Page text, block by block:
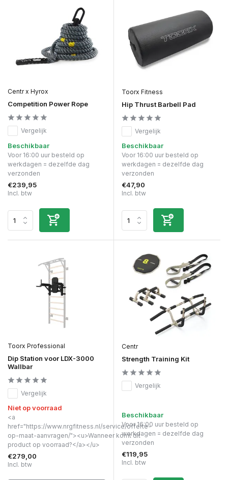
Centr x Hyrox
Competition Power Rope
Vergelijk
Beschikbaar
Voor 16:00 uur besteld op
werkdagen = dezelfde dag
verzonden
€239,95
Incl. btw
Toorx Fitness
Hip Thrust Barbell Pad
Vergelijk
Beschikbaar
Voor 16:00 uur besteld op
werkdagen = dezelfde dag
verzonden
€47,90
Incl. btw
Toorx Professional
Dip Station voor LDX-3000
Wallbar
Vergelijk
Niet op voorraad
<a
href="https://www.nrgfitness.nl/service/offerte-
op-maat-aanvragen/"><u>Wanneer komt dit
product op voorraad?</a></u>
€279,00
Incl. btw
Centr
Strength Training Kit
Vergelijk
Beschikbaar
Voor 16:00 uur besteld op
werkdagen = dezelfde dag
verzonden
€119,95
Incl. btw